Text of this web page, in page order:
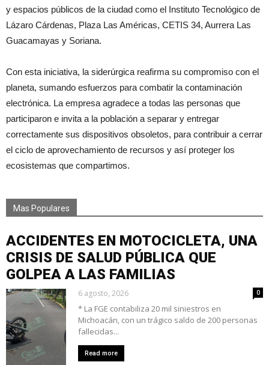
y espacios públicos de la ciudad como el Instituto Tecnológico de
Lázaro Cárdenas, Plaza Las Américas, CETIS 34, Aurrera Las
Guacamayas y Soriana.
Con esta iniciativa, la siderúrgica reafirma su compromiso con el
planeta, sumando esfuerzos para combatir la contaminación
electrónica. La empresa agradece a todas las personas que
participaron e invita a la población a separar y entregar
correctamente sus dispositivos obsoletos, para contribuir a cerrar
el ciclo de aprovechamiento de recursos y así proteger los
ecosistemas que compartimos.
Mas Populares
ACCIDENTES EN MOTOCICLETA, UNA
CRISIS DE SALUD PÚBLICA QUE
GOLPEA A LAS FAMILIAS
6 agosto, 2026 0
* La FGE contabiliza 20 mil siniestros en
Michoacán, con un trágico saldo de 200 personas
fallecidas...
Read more